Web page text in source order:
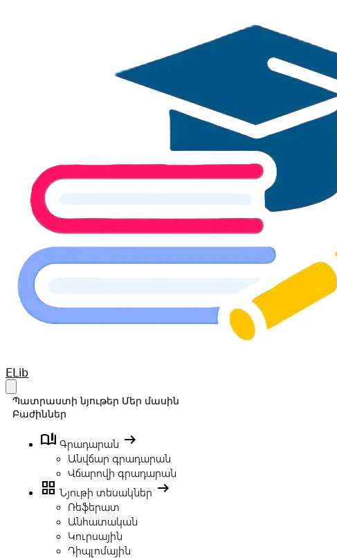
Your Company
ELib
Պատրաստի նյութեր Մեր մասին
Բաժիններ
book_ribbon Գրադարան arrow_right_alt
Անվճար գրադարան
Վճարովի գրադարան
grid_view Նյութի տեսակներ arrow_right_alt
Ռեֆերատ
Անհատական
Կուրսային
Դիպլոմային